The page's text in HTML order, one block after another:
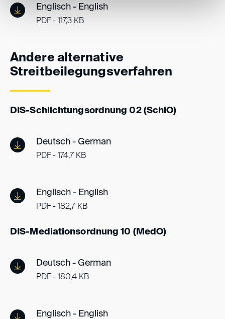
Englisch - English
PDF - 117,3 KB
Andere alternative
Streitbeilegungsverfahren
DIS-Schlichtungsordnung 02 (SchlO)
Deutsch - German
PDF - 174,7 KB
Englisch - English
PDF - 182,7 KB
DIS-Mediationsordnung 10 (MedO)
Deutsch - German
PDF - 180,4 KB
Englisch - English